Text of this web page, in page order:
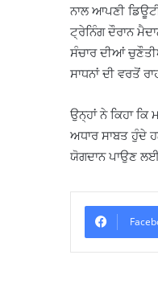
ਨਾਲ ਆਪਣੀ
ਟ੍ਰੇਨਿੰਗ ਦੌਰਾਨ
ਸੰਚਾਰ ਦੀਆਂ
ਸਾਧਨਾਂ ਦੀ ਵਰਤੋਂ
ਉਨ੍ਹਾਂ ਨੇ ਕਿਹਾ
ਅਧਾਰ ਸਾਬਤ ਹੁੰਦੇ
ਯੋਗਦਾਨ ਪਾਉਣ ਲਈ